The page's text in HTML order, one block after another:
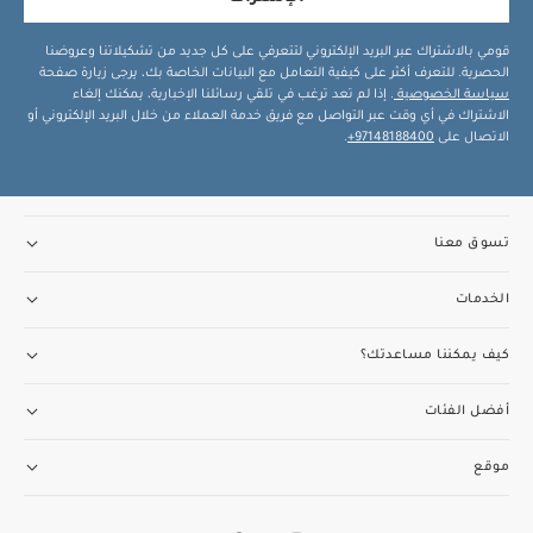
قومي بالاشتراك عبر البريد الإلكتروني لتتعرفي على كل جديد من تشكيلاتنا وعروضنا
الحصرية. للتعرف أكثر على كيفية التعامل مع البيانات الخاصة بك، يرجى زيارة صفحة
سياسة الخصوصية . إذا لم تعد ترغب في تلقي رسائلنا الإخبارية، يمكنك إلغاء
الاشتراك في أي وقت عبر التواصل مع فريق خدمة العملاء من خلال البريد الإلكتروني أو
الاتصال على 97148188400+
.
تسوق معنا
الخدمات
كيف يمكننا مساعدتك؟
أفضل الفئات
موقع